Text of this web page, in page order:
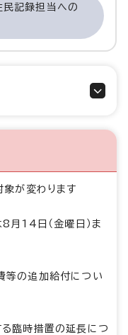
記録担当への
が変わります
月14日（金曜日）ま
等の追加給付につい
臨時措置の延長につ